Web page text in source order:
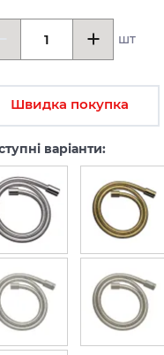
шт
Швидка покупка
варіанти: